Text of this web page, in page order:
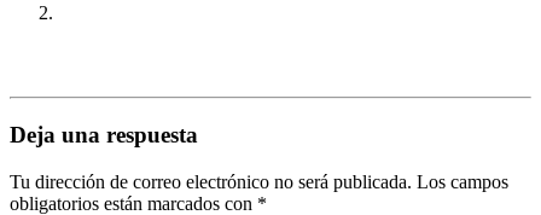
Deja una respuesta
Tu dirección de correo electrónico no será publicada. Los campos
obligatorios están marcados con *